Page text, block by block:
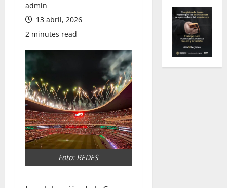
admin
13 abril, 2026
2 minutes read
Foto: REDES